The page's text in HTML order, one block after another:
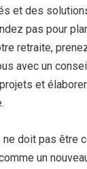
et des
pas pour
retraite,
avec un
et
ne doit pas être
un